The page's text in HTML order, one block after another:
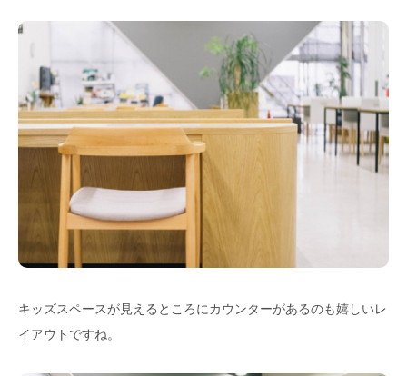
キッズスペースが見えるところにカウンターがあるのも嬉しいレ
イアウトですね。